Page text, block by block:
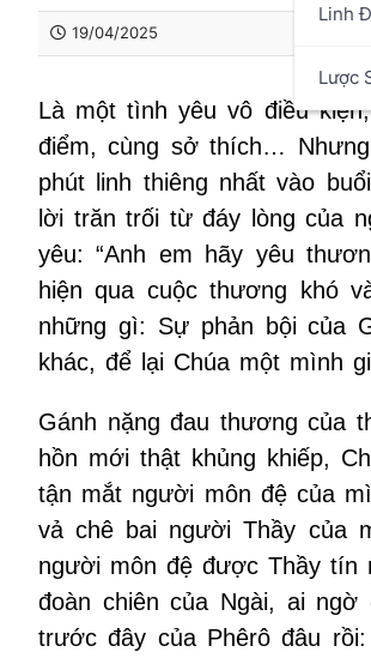
Linh
Lược
19/04/2025
Là một tình yêu vô điều
điểm, cùng sở thích…
phút linh thiêng nhất vào
lời trăn trối từ đáy lòng của
yêu: “Anh em hãy yêu
hiện qua cuộc thương khó
những gì: Sự phản bội của
khác, để lại Chúa một mình
Gánh nặng đau thương của
hồn mới thật khủng khiếp,
tận mắt người môn đệ của
vả chê bai người Thầy của
người môn đệ được Thầy tín
đoàn chiên của Ngài, ai
trước đây của Phêrô đâu rồi: